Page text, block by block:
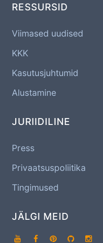
RESSURSID
Viimased uudised
KKK
Kasutusjuhtumid
Alustamine
JURIIDILINE
Press
Privaatsuspoliitika
Tingimused
JÄLGI MEID